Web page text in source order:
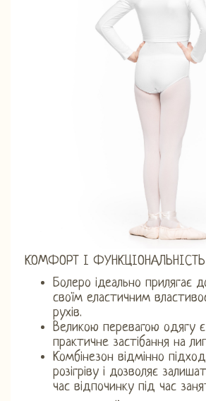
КОМФОРТ І ФУНКЦІОНАЛЬНІСТЬ
Болеро ідеально прилягає
своїм еластичним
рухів.
Великою перевагою одягу є
практичне застібання на
Комбінезон відмінно
розігріву і дозволяє
час відпочинку під час